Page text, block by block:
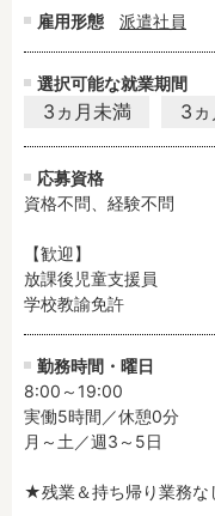
雇用形態 派遣社員
選択可能な就業期間
3ヵ月未満 3ヵ
応募資格
資格不問、経験不問
【歓迎】
放課後児童支援員
学校教諭免許
勤務時間・曜日
8:00～19:00
実働5時間／休憩0分
月～土／週3～5日
★残業＆持ち帰り業務な
月収見込み
フリーワード検索